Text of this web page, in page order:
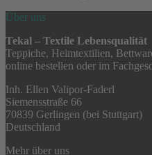
Über uns
Tekal – Textile Lebensqualität
Teppiche, Heimtextilien,
online bestellen oder im
Inh. Ellen Valipor-Faderl
Siemensstraße 66
70839 Gerlingen (bei Stuttgart)
Deutschland
Mehr über uns